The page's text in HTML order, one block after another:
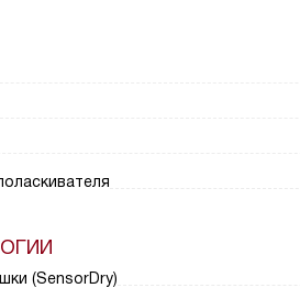
(SensorDry)